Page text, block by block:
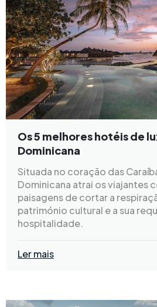
Os 5 melhores hotéis de
Dominicana
Situada no coração das
Dominicana atrai os viajantes
paisagens de cortar a
património cultural e a sua
hospitalidade.
Ler mais